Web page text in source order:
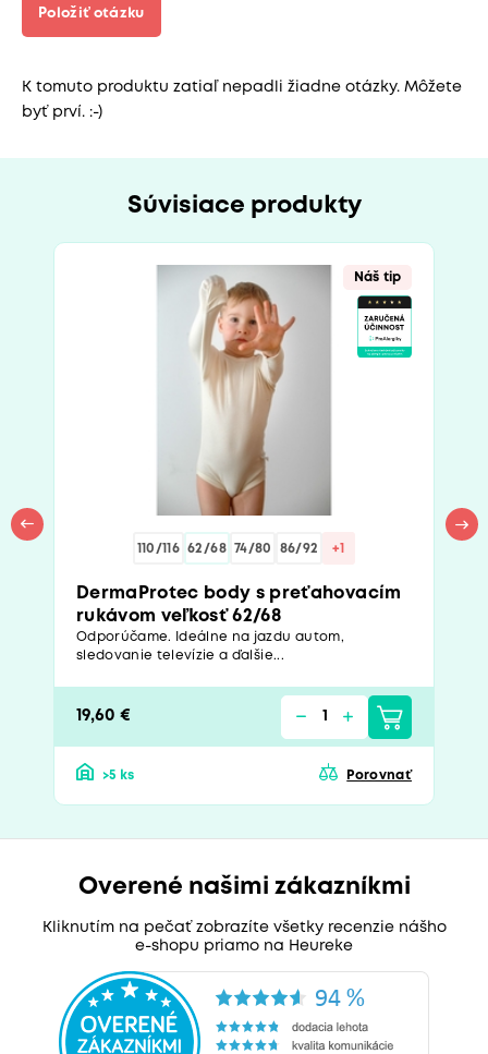
Položiť otázku
K tomuto produktu zatiaľ nepadli žiadne otázky. Môžete
byť prví. :-)
Súvisiace produkty
Náš tip
110/116 62/68 74/80 86/92 +1
DermaProtec body s preťahovacím
rukávom veľkosť 62/68
Odporúčame. Ideálne na jazdu autom,
sledovanie televízie a ďalšie...
19,60 €
>5 ks Porovnať
Overené našimi zákazníkmi
Kliknutím na pečať zobrazíte všetky recenzie nášho
e-shopu priamo na Heureke